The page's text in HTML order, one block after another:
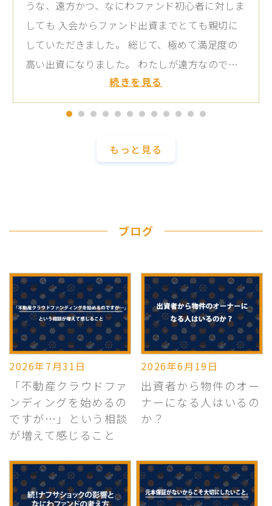
うな、遠方かつ、なにわファンド初心者に対しま
しても 入会からファンド出資までとても親切に
していただきました。 総じて、極めて満足度の
高い出資になりました。 わたしが遠方なので言
各地からの出資者の方々に対しての 配慮、公平
でいても、関西の方々と同等に扱っていただけた
とても気持ちの良い投資機会を与えていただきあ
続きを見る
もっと見る
ブログ
2026年7月31日
「不動産クラウドファ
ンディングを始めるの
ですが…」という相談
が増えて感じること
2026年6月19日
出資者から物件のオー
ナーになる人はいるの
か？